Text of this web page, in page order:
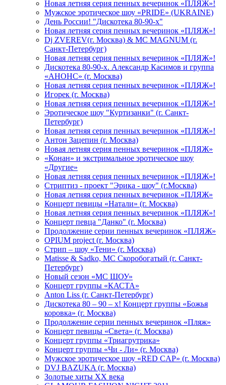
Новая летняя серия пенных вечеринок «ПЛЯЖ»!
Мужское эротическое шоу «PRIDE» (UKRAINE)
День России! "Дискотека 80-90-х"
Новая летняя серия пенных вечеринок «ПЛЯЖ»!
Dj ZVEREV(г. Москва) & MC MAGNUM (г.
Санкт-Петербург)
Новая летняя серия пенных вечеринок «ПЛЯЖ»!
Дискотека 80-90-х. Александр Касимов и группа
«АНОНС» (г. Москва)
Новая летняя серия пенных вечеринок «ПЛЯЖ»!
Игорек (г. Москва)
Новая летняя серия пенных вечеринок «ПЛЯЖ»!
Эротическое шоу "Куртизанки" (г. Санкт-
Петербург)
Новая летняя серия пенных вечеринок «ПЛЯЖ»!
Антон Зацепин (г. Москва)
Новая летняя серия пенных вечеринок «ПЛЯЖ»
«Конан» и экстримальное эротическое шоу
«Другие»
Новая летняя серия пенных вечеринок «ПЛЯЖ»!
Стриптиз - проект "Эрика - шоу" (г.Москва)
Новая летняя серия пенных вечеринок «ПЛЯЖ»
Концерт певицы «Натали» (г. Москва)
Новая летняя серия пенных вечеринок «ПЛЯЖ»!
Концерт певца "Данко" (г. Москва)
Продолжение серии пенных вечеринок «ПЛЯЖ»
OPIUM project (г. Москва)
Стрип – шоу «Тени» (г. Москва)
Matissе & Sadko, MC Скоробогатый (г. Санкт-
Петербург)
Новый сезон «МС ШОУ»
Концерт группы «КАСТА»
Anton Liss (г. Санкт-Петербург)
Дискотека 80 – 90 – х! Концерт группы «Божья
коровка» (г. Москва)
Продолжение серии пенных вечеринок «Пляж»
Концерт певицы «Света» (г. Москва)
Концерт группы «Триагрутрика»
Концерт группы «Чи - Ли» (г. Москва)
Мужское эротическое шоу «RED CAP» (г. Москва)
DVJ BAZUKA (г. Москва)
Золотые хиты XX века